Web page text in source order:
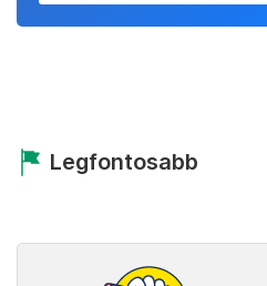
Legfontosabb